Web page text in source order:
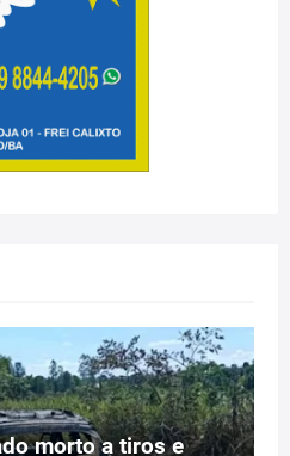
morto a tiros e